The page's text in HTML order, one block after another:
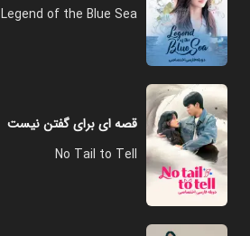
Legend of the Blue Sea
قصه ای برای گفتن نیست
No Tail to Tell